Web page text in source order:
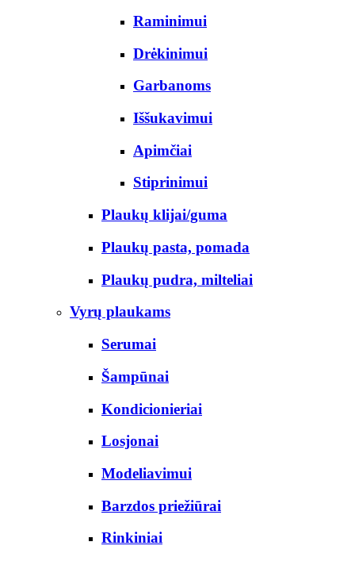
Raminimui
Drėkinimui
Garbanoms
Iššukavimui
Apimčiai
Stiprinimui
Plaukų klijai/guma
Plaukų pasta, pomada
Plaukų pudra, milteliai
Vyrų plaukams
Serumai
Šampūnai
Kondicionieriai
Losjonai
Modeliavimui
Barzdos priežiūrai
Rinkiniai